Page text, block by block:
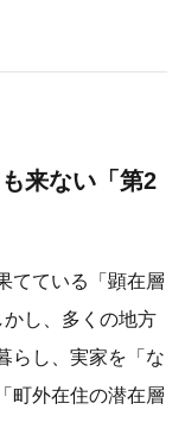
来ない「第2
てている「顕在層
かし、多くの地方
らし、実家を「な
町外在住の潜在層